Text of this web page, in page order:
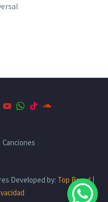
Canciones
Developed by: Top Brand|